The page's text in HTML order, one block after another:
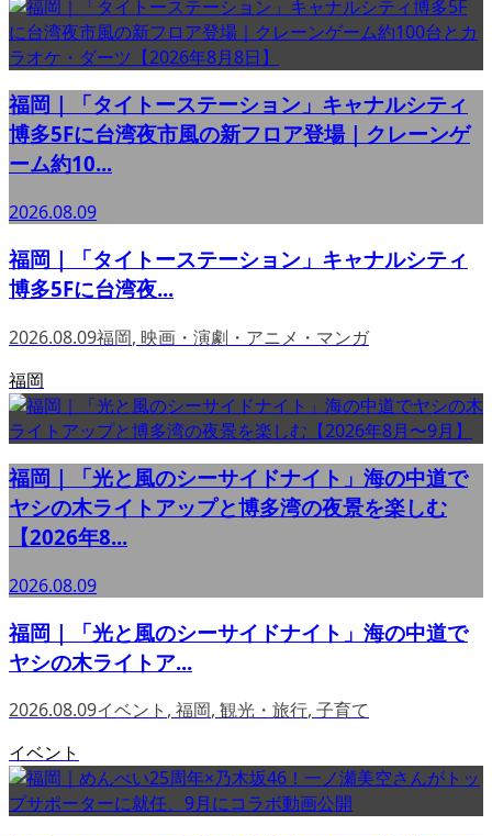
福岡｜「タイトーステーション」キャナルシティ
博多5Fに台湾夜市風の新フロア登場｜クレーンゲ
ーム約10...
2026.08.09
福岡｜「タイトーステーション」キャナルシティ
博多5Fに台湾夜...
2026.08.09福岡, 映画・演劇・アニメ・マンガ
福岡
福岡｜「光と風のシーサイドナイト」海の中道で
ヤシの木ライトアップと博多湾の夜景を楽しむ
【2026年8...
2026.08.09
福岡｜「光と風のシーサイドナイト」海の中道で
ヤシの木ライトア...
2026.08.09イベント , 福岡, 観光・旅行, 子育て
イベント